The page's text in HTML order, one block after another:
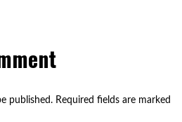
published. Required fields are marked